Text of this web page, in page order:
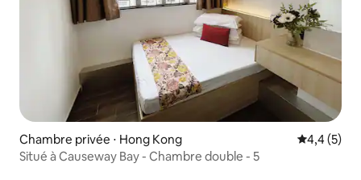
Chambre privée ⋅ Hong Kong Évaluation
4,4 (5)
Situé à Causeway Bay - Chambre double - 5